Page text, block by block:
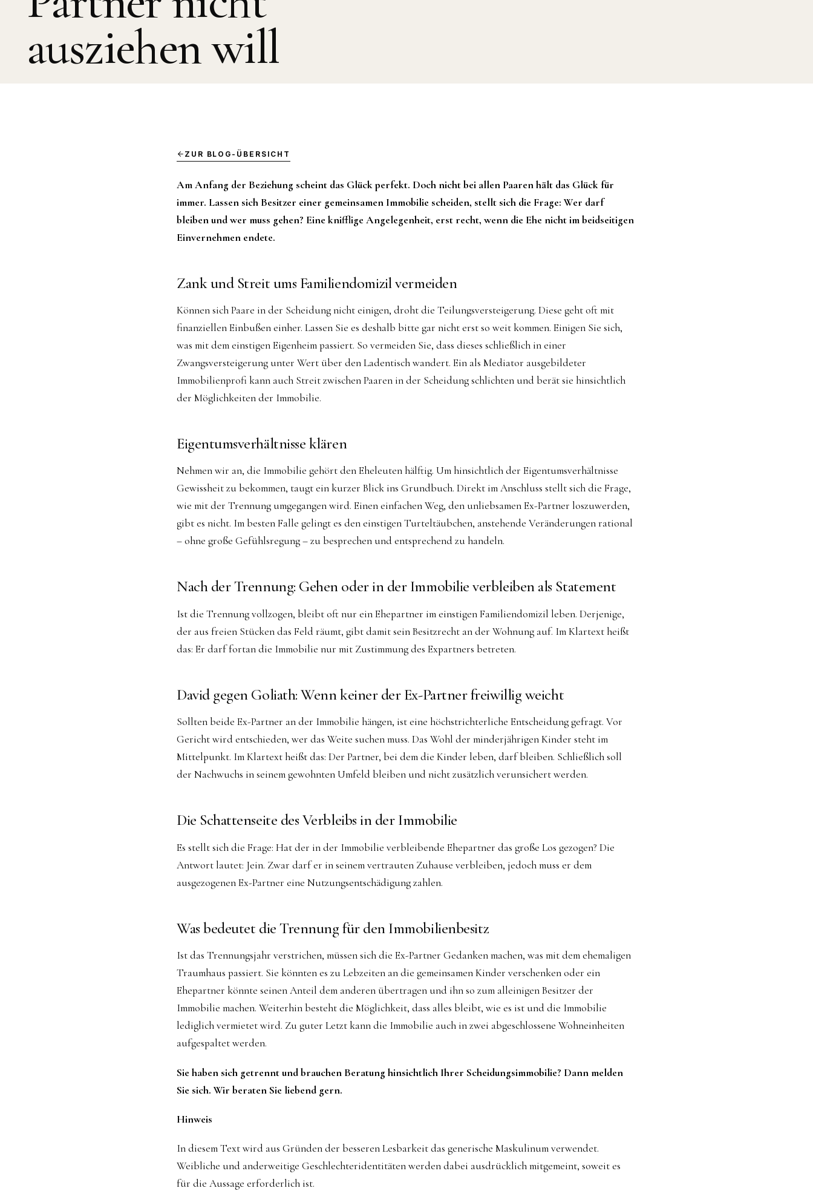
ausziehen will
ZUR BLOG-ÜBERSICHT
Am Anfang der Beziehung scheint das Glück perfekt. Doch nicht bei allen Paaren hält das Glück für
immer. Lassen sich Besitzer einer gemeinsamen Immobilie scheiden, stellt sich die Frage: Wer darf
bleiben und wer muss gehen? Eine knifflige Angelegenheit, erst recht, wenn die Ehe nicht im beidseitigen
Einvernehmen endete.
Zank und Streit ums Familiendomizil vermeiden
Können sich Paare in der Scheidung nicht einigen, droht die Teilungsversteigerung. Diese geht oft mit
finanziellen Einbußen einher. Lassen Sie es deshalb bitte gar nicht erst so weit kommen. Einigen Sie sich,
was mit dem einstigen Eigenheim passiert. So vermeiden Sie, dass dieses schließlich in einer
Zwangsversteigerung unter Wert über den Ladentisch wandert. Ein als Mediator ausgebildeter
Immobilienprofi kann auch Streit zwischen Paaren in der Scheidung schlichten und berät sie hinsichtlich
der Möglichkeiten der Immobilie.
Eigentumsverhältnisse klären
Nehmen wir an, die Immobilie gehört den Eheleuten hälftig. Um hinsichtlich der Eigentumsverhältnisse
Gewissheit zu bekommen, taugt ein kurzer Blick ins Grundbuch. Direkt im Anschluss stellt sich die Frage,
wie mit der Trennung umgegangen wird. Einen einfachen Weg, den unliebsamen Ex-Partner loszuwerden,
gibt es nicht. Im besten Falle gelingt es den einstigen Turteltäubchen, anstehende Veränderungen rational
– ohne große Gefühlsregung – zu besprechen und entsprechend zu handeln.
Nach der Trennung: Gehen oder in der Immobilie verbleiben als Statement
Ist die Trennung vollzogen, bleibt oft nur ein Ehepartner im einstigen Familiendomizil leben. Derjenige,
der aus freien Stücken das Feld räumt, gibt damit sein Besitzrecht an der Wohnung auf. Im Klartext heißt
das: Er darf fortan die Immobilie nur mit Zustimmung des Expartners betreten.
David gegen Goliath: Wenn keiner der Ex-Partner freiwillig weicht
Sollten beide Ex-Partner an der Immobilie hängen, ist eine höchstrichterliche Entscheidung gefragt. Vor
Gericht wird entschieden, wer das Weite suchen muss. Das Wohl der minderjährigen Kinder steht im
Mittelpunkt. Im Klartext heißt das: Der Partner, bei dem die Kinder leben, darf bleiben. Schließlich soll
der Nachwuchs in seinem gewohnten Umfeld bleiben und nicht zusätzlich verunsichert werden.
Die Schattenseite des Verbleibs in der Immobilie
Es stellt sich die Frage: Hat der in der Immobilie verbleibende Ehepartner das große Los gezogen? Die
Antwort lautet: Jein. Zwar darf er in seinem vertrauten Zuhause verbleiben, jedoch muss er dem
ausgezogenen Ex-Partner eine Nutzungsentschädigung zahlen.
Was bedeutet die Trennung für den Immobilienbesitz
Ist das Trennungsjahr verstrichen, müssen sich die Ex-Partner Gedanken machen, was mit dem ehemaligen
Traumhaus passiert. Sie könnten es zu Lebzeiten an die gemeinsamen Kinder verschenken oder ein
Ehepartner könnte seinen Anteil dem anderen übertragen und ihn so zum alleinigen Besitzer der
Immobilie machen. Weiterhin besteht die Möglichkeit, dass alles bleibt, wie es ist und die Immobilie
lediglich vermietet wird. Zu guter Letzt kann die Immobilie auch in zwei abgeschlossene Wohneinheiten
aufgespaltet werden.
Sie haben sich getrennt und brauchen Beratung hinsichtlich Ihrer Scheidungsimmobilie? Dann melden
Sie sich. Wir beraten Sie liebend gern.
Hinweis
In diesem Text wird aus Gründen der besseren Lesbarkeit das generische Maskulinum verwendet.
Weibliche und anderweitige Geschlechteridentitäten werden dabei ausdrücklich mitgemeint, soweit es
für die Aussage erforderlich ist.